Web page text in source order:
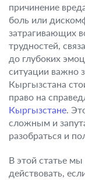
причинение
боль или
затрагивающих
трудностей,
до глубоких
ситуации важно
Кыргызстана
право на
Кыргызстане.
сложным и
разобраться и
В этой статье
действовать,